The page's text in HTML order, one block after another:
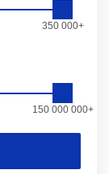
350 000+
150 000 000+